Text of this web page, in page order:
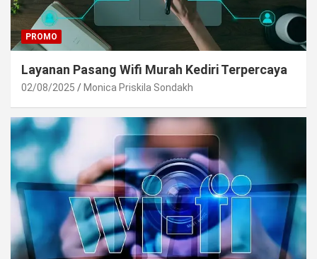
PROMO
Layanan Pasang Wifi Murah Kediri Terpercaya
02/08/2025 Monica Priskila Sondakh